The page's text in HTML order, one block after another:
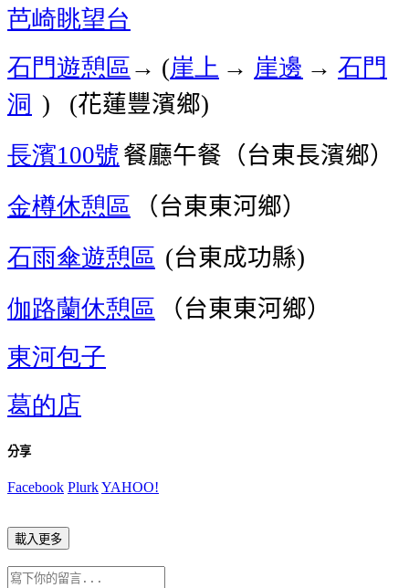
芭崎眺望台
石門遊憩區→ (崖上 → 崖邊 → 石門
洞 ) (花蓮豐濱鄉)
長濱100號餐廳午餐（台東長濱鄉）
金樽休憩區
（台東東河鄉）
石雨傘遊憩區 (台東成功縣)
伽路蘭休憩區 （台東東河鄉）
東河包子
葛的店
分享
Facebook PlurkYAHOO!
載入更多